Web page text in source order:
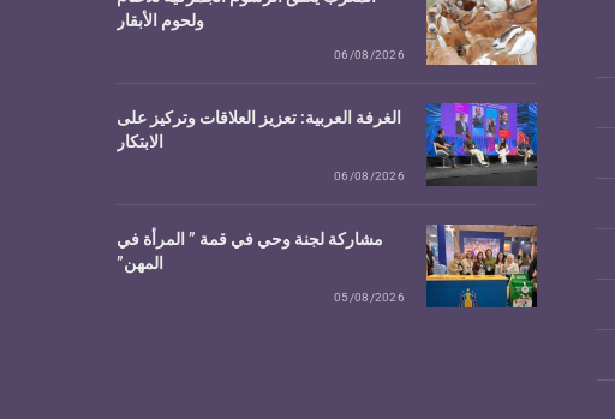
ولحوم الأبقار
06/08/2026
الغرفة العربية: تعزيز العلاقات وتركيز على
الابتكار
06/08/2026
مشاركة لجنة وحي في قمة ” المرأة في
المهن”
05/08/2026